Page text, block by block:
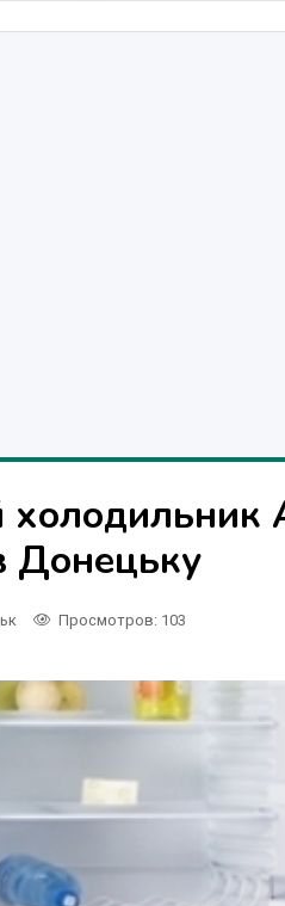
Донецьку
Просмотров: 103